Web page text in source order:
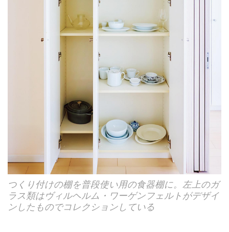
つくり付けの棚を普段使い用の食器棚に。左上のガ
ラス類はヴィルヘルム・ワーゲンフェルトがデザイ
ンしたものでコレクションしている